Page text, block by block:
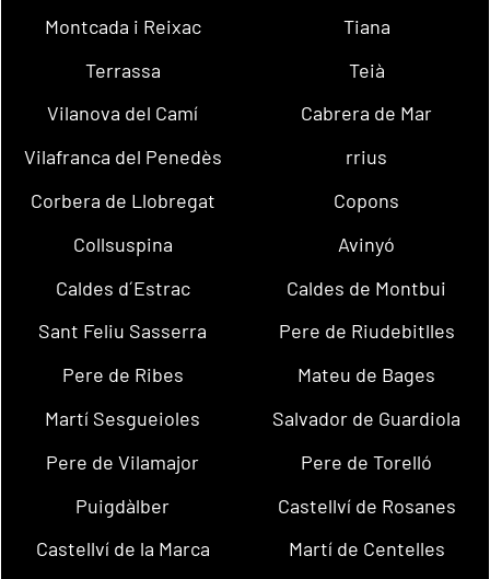
Montcada i Reixac
Tiana
Terrassa
Teià
Vilanova del Camí
Cabrera de Mar
Vilafranca del Penedès
rrius
Corbera de Llobregat
Copons
Collsuspina
Avinyó
Caldes d´Estrac
Caldes de Montbui
Sant Feliu Sasserra
Pere de Riudebitlles
Pere de Ribes
Mateu de Bages
Martí Sesgueioles
Salvador de Guardiola
Pere de Vilamajor
Pere de Torelló
Puigdàlber
Castellví de Rosanes
Castellví de la Marca
Martí de Centelles